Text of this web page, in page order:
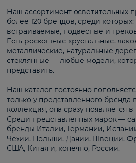
Наш ассортимент осветительных
более 120 брендов, среди которых:
встраиваемые, подвесные и
Есть роскошные хрустальные,
металлические, натуральные
стеклянные — любые модели,
представить.
Наш каталог постоянно
только у представленного бренда
коллекция, она сразу появляется
Среди представленных марок —
бренды Италии, Германии,
Чехии, Польши, Дании, Швеции,
США, Китая и, конечно, России.